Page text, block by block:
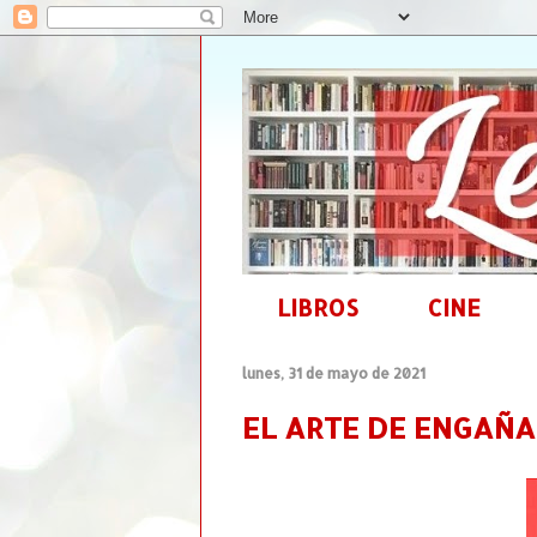
LIBROS CINE
lunes, 31 de mayo de 2021
EL ARTE DE